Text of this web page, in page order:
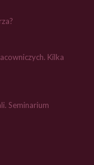
Kilka
Seminarium